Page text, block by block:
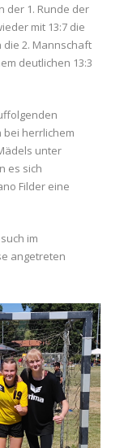
der 1. Runde der
mit 13:7 die
die 2. Mannschaft
deutlichen 13:3
herrlichem
unter
es sich
Filder eine
im
angetreten